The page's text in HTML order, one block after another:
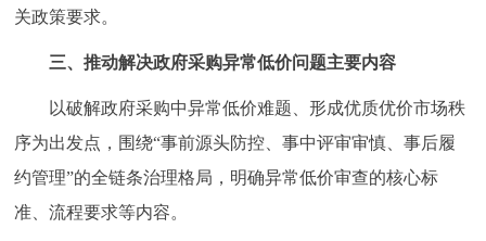
关政策要求。
三、推动解决政府采购异常低价问题主要内容
以破解政府采购中异常低价难题、形成优质优价市场秩
序为出发点，围绕“事前源头防控、事中评审审慎、事后履
约管理”的全链条治理格局，明确异常低价审查的核心标
准、流程要求等内容。